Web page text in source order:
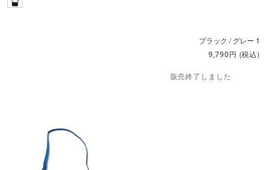
ブラック / グレー 1
9,790円 (税込)
販売終了しました